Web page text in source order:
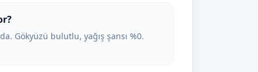
Gökyüzü bulutlu, yağış şansı %0.